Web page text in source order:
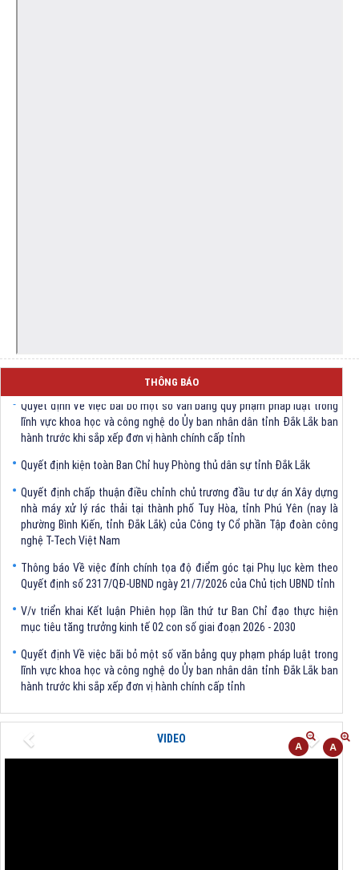
THÔNG BÁO
Quyết định Về việc bãi bỏ một số văn bảng quy phạm pháp luật trong
lĩnh vực khoa học và công nghệ do Ủy ban nhân dân tỉnh Đắk Lắk ban
hành trước khi sắp xếp đơn vị hành chính cấp tỉnh
nhà máy xử lý rác thải tại thành phố Tuy Hòa, tỉnh Phú Yên (nay là
phường Bình Kiến, tỉnh Đắk Lắk) của Công ty Cổ phần Tập đoàn công
nghệ T-Tech Việt Nam
Thông báo Về việc đính chính tọa độ điểm góc tại Phụ lục kèm theo
Quyết định số 2317/QĐ-UBND ngày 21/7/2026 của Chủ tịch UBND tỉnh
V/v triển khai Kết luận Phiên họp lần thứ tư Ban Chỉ đạo thực hiện
mục tiêu tăng trưởng kinh tế 02 con số giai đoạn 2026 - 2030
lĩnh vực khoa học và công nghệ do Ủy ban nhân dân tỉnh Đắk Lắk ban
hành trước khi sắp xếp đơn vị hành chính cấp tỉnh
Quyết định chấp thuận điều chỉnh chủ trương đầu tư dự án Xây dựng
nhà máy xử lý rác thải tại thành phố Tuy Hòa, tỉnh Phú Yên (nay là
VIDEO
Previous Next